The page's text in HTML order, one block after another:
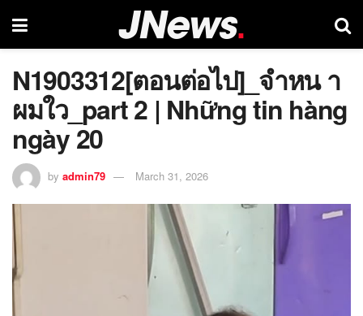
N1903312[ตอนต่อไป]_จำหน า
ผมใว_part 2 | Những tin hàng
ngày 20
by admin79 March 31, 2026